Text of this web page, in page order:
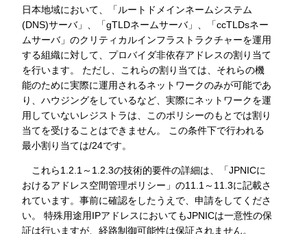
日本地域において、「ルートドメインネームシステム
(DNS)サーバ」、「gTLDネームサーバ」、「ccTLDsネー
ムサーバ」のクリティカルインフラストラクチャーを運用
する組織に対して、プロバイダ非依存アドレスの割り当て
を行います。 ただし、これらの割り当ては、それらの機
能のために実際に運用されるネットワークのみが可能であ
り、ハウジングをしているなど、実際にネットワークを運
用していないレジストラは、このポリシーのもとでは割り
当てを受けることはできません。 この条件下で行われる
最小割り当ては/24です。
これら1.2.1～1.2.3の技術的要件の詳細は、「JPNICに
おけるアドレス空間管理ポリシー」の11.1～11.3に記載さ
れています。事前に確認をしたうえで、申請をしてくださ
い。 特殊用途用IPアドレスにおいてもJPNICは一意性の保
証は行いますが、経路制御可能性は保証されません。